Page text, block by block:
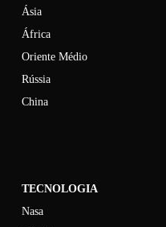
Ásia
África
Oriente Médio
Rússia
China
TECNOLOGIA
Nasa